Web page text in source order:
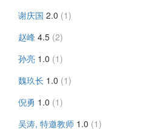
谢庆国 2.0 (1)
赵峰 4.5 (2)
孙亮 1.0 (1)
魏玖长 1.0 (1)
倪勇 1.0 (1)
吴涛, 特邀教师 1.0 (1)